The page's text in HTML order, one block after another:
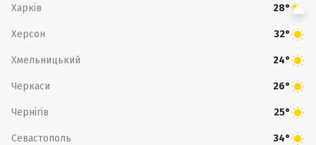
Харків 28°
Херсон 32°
Хмельницький 24°
Черкаси 26°
Чернігів 25°
Севастополь 34°